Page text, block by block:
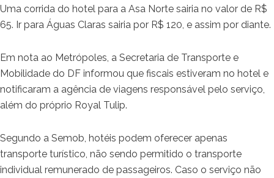
Uma corrida do hotel para a Asa Norte sairia no valor de R$
65. Ir para Águas Claras sairia por R$ 120, e assim por diante.
Em nota ao Metrópoles, a Secretaria de Transporte e
Mobilidade do DF informou que fiscais estiveram no hotel e
notificaram a agência de viagens responsável pelo serviço,
além do próprio Royal Tulip.
Segundo a Semob, hotéis podem oferecer apenas
transporte turístico, não sendo permitido o transporte
individual remunerado de passageiros. Caso o serviço não